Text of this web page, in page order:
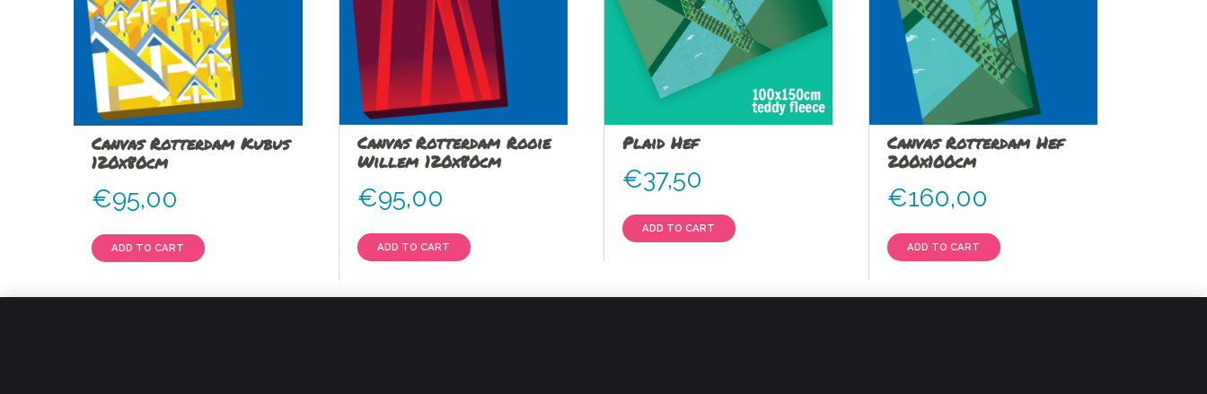
Canvas Rotterdam Kubus
120x80cm
€95,00
ADD TO CART
Canvas Rotterdam Rooie
Willem 120x80cm
€95,00
ADD TO CART
Plaid Hef
€37,50
ADD TO CART
Canvas Rotterdam Hef
200x100cm
€160,00
ADD TO CART